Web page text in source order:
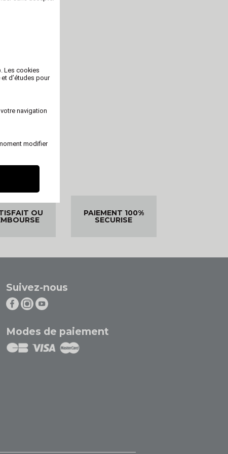
OU PAIEMENT 100%
SECURISE
Suivez-nous
Modes de paiement
Les cookies
d’études pour
navigation
modifier